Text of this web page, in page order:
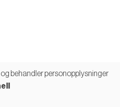
behandler personopplysninger